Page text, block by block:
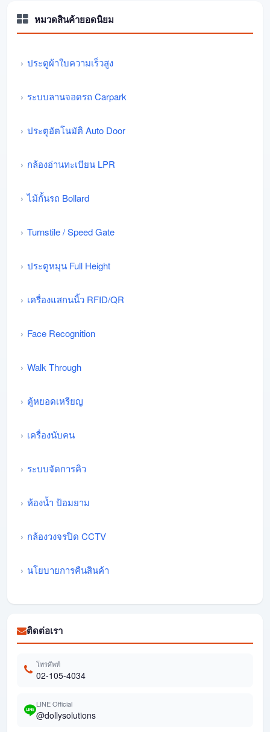
หมวดสินค้ายอดนิยม
ประตูผ้าใบความเร็วสูง
ระบบลานจอดรถ Carpark
ประตูอัตโนมัติ Auto Door
กล้องอ่านทะเบียน LPR
ไม้กั้นรถ Bollard
Turnstile / Speed Gate
ประตูหมุน Full Height
เครื่องแสกนนิ้ว RFID/QR
Face Recognition
Walk Through
ตู้หยอดเหรียญ
เครื่องนับคน
ระบบจัดการคิว
ห้องน้ำ ป้อมยาม
กล้องวงจรปิด CCTV
นโยบายการคืนสินค้า
ติดต่อเรา
โทรศัพท์
02-105-4034
LINE Official
@dollysolutions